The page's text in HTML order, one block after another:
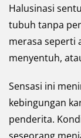
Halusinasi
tubuh tanpa
merasa seperti
menyentuh,
Sensasi ini
kebingungan
penderita.